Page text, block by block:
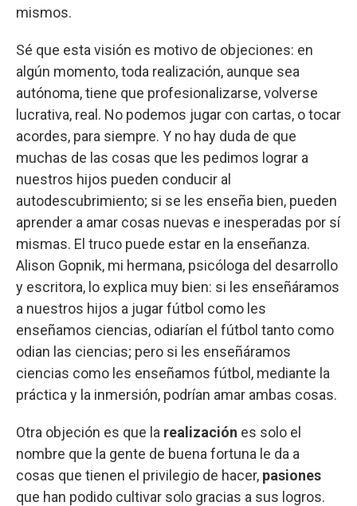
mismos.
Sé que esta visión es motivo de objeciones: en
algún momento, toda realización, aunque sea
autónoma, tiene que profesionalizarse, volverse
lucrativa, real. No podemos jugar con cartas, o tocar
acordes, para siempre. Y no hay duda de que
muchas de las cosas que les pedimos lograr a
nuestros hijos pueden conducir al
autodescubrimiento; si se les enseña bien, pueden
aprender a amar cosas nuevas e inesperadas por sí
mismas. El truco puede estar en la enseñanza.
Alison Gopnik, mi hermana, psicóloga del desarrollo
y escritora, lo explica muy bien: si les enseñáramos
a nuestros hijos a jugar fútbol como les
enseñamos ciencias, odiarían el fútbol tanto como
odian las ciencias; pero si les enseñáramos
ciencias como les enseñamos fútbol, mediante la
práctica y la inmersión, podrían amar ambas cosas.
Otra objeción es que la realización es solo el
nombre que la gente de buena fortuna le da a
cosas que tienen el privilegio de hacer, pasiones
que han podido cultivar solo gracias a sus logros.